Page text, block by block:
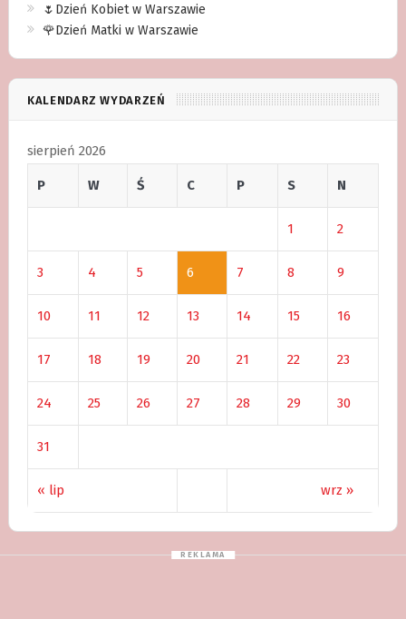
🌷Dzień Kobiet w Warszawie
🌹Dzień Matki w Warszawie
KALENDARZ WYDARZEŃ
sierpień 2026
P W Ś C P S N
« lip wrz »
1 2
3 4 5 6 7 8 9
10 11 12 13 14 15 16
17 18 19 20 21 22 23
24 25 26 27 28 29 30
31